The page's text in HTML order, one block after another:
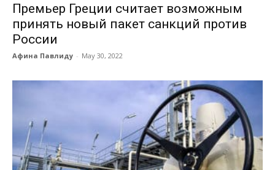
Премьер Греции считает возможным
принять новый пакет санкций против
России
Афина Павлиду - May 30, 2022